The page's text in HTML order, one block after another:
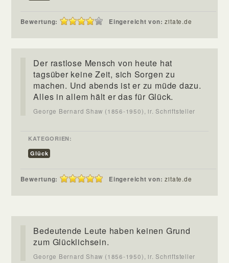
Bewertung: Eingereicht von:zitate.de
Der rastlose Mensch von heute hat
tagsüber keine Zeit, sich Sorgen zu
machen. Und abends ist er zu müde dazu.
Alles in allem hält er das für Glück.
George Bernard Shaw (1856-1950), ir. Schriftsteller
KATEGORIEN:
Glück
Bewertung: Eingereicht von:zitate.de
Bedeutende Leute haben keinen Grund
zum Glücklichsein.
George Bernard Shaw (1856-1950), ir. Schriftsteller